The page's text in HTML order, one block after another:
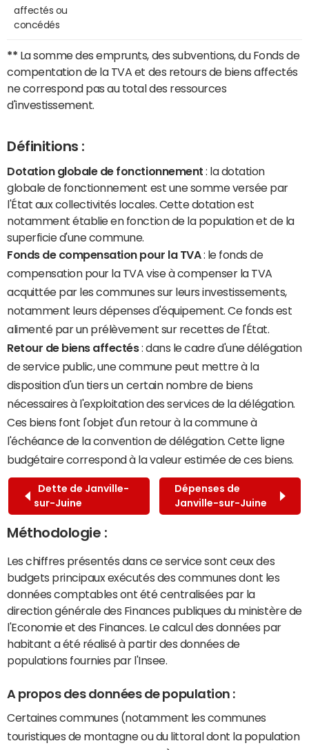
affectés ou
concédés
** La somme des emprunts, des subventions, du Fonds de
compentation de la TVA et des retours de biens affectés
ne correspond pas au total des ressources
d'investissement.
Définitions :
Dotation globale de fonctionnement : la dotation
globale de fonctionnement est une somme versée par
l'État aux collectivités locales. Cette dotation est
notamment établie en fonction de la population et de la
superficie d'une commune.
Fonds de compensation pour la TVA: le fonds de
compensation pour la TVA vise à compenser la TVA
acquittée par les communes sur leurs investissements,
notamment leurs dépenses d'équipement. Ce fonds est
alimenté par un prélèvement sur recettes de l'État.
Retour de biens affectés: dans le cadre d'une délégation
de service public, une commune peut mettre à la
disposition d'un tiers un certain nombre de biens
nécessaires à l'exploitation des services de la délégation.
Ces biens font l'objet d'un retour à la commune à
l'échéance de la convention de délégation. Cette ligne
budgétaire correspond à la valeur estimée de ces biens.
Dette de Janville-
sur-Juine
Dépenses de
Janville-sur-Juine
Méthodologie :
Les chiffres présentés dans ce service sont ceux des
budgets principaux exécutés des communes dont les
données comptables ont été centralisées par la
direction générale des Finances publiques du ministère de
l'Economie et des Finances. Le calcul des données par
habitant a été réalisé à partir des données de
populations fournies par l'Insee.
A propos des données de population :
Certaines communes (notamment les communes
touristiques de montagne ou du littoral dont la population